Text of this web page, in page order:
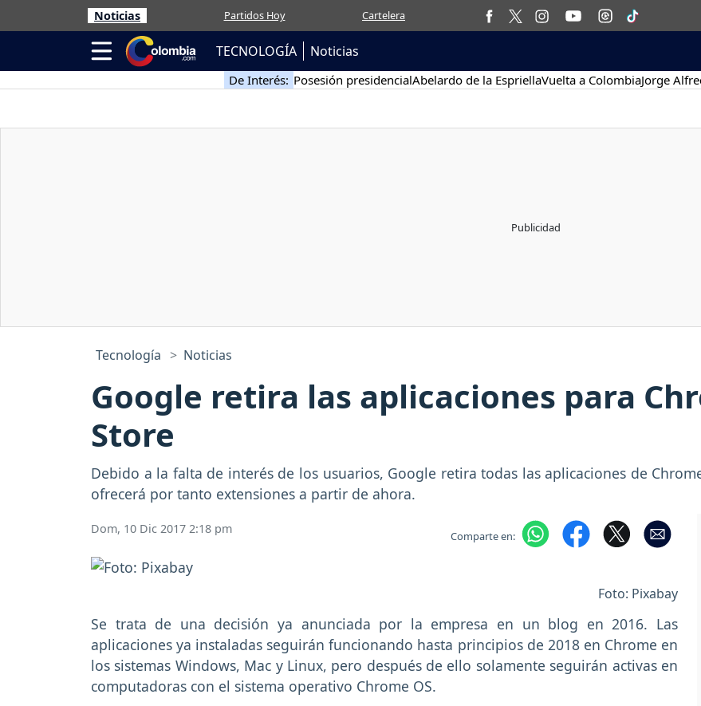
Noticias Partidos Hoy Cartelera
TECNOLOGÍA Noticias
De Interés: Posesión presidencialAbelardo de la EspriellaVuelta a ColombiaJorge
Tecnología Noticias
Google retira las aplicaciones para
Store
Debido a la falta de interés de los usuarios, Google retira todas las aplicaciones de
ofrecerá por tanto extensiones a partir de ahora.
Dom, 10 Dic 2017 2:18 pm Comparte en:
Foto: Pixabay
Se trata de una decisión ya anunciada por la empresa en un blog en 2016. Las
aplicaciones ya instaladas seguirán funcionando hasta principios de 2018 en Chrome en
los sistemas Windows, Mac y Linux, pero después de ello solamente seguirán activas en
computadoras con el sistema operativo Chrome OS.